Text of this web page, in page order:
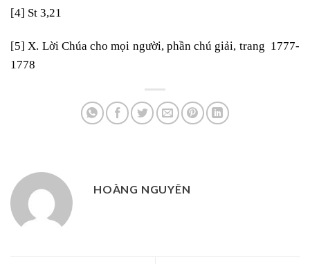
[4] St 3,21
[5] X. Lời Chúa cho mọi người, phần chú giải, trang 1777-
1778
HOÀNG NGUYÊN